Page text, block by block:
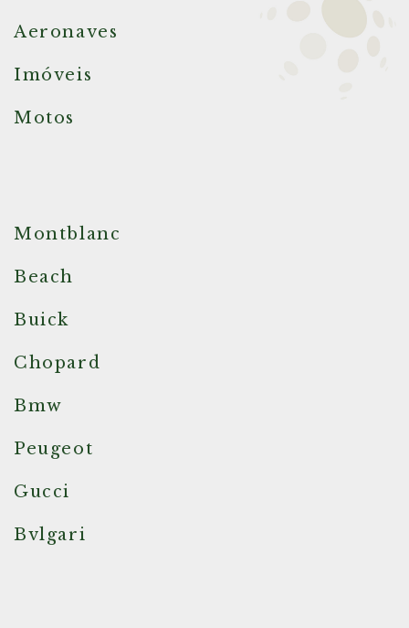
Aeronaves
Imóveis
Motos
Montblanc
Beach
Buick
Chopard
Bmw
Peugeot
Gucci
Bvlgari